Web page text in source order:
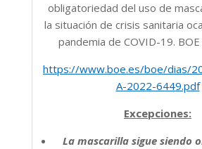
obligatoriedad del uso de
la situación de crisis sanitaria
pandemia de COVID-19.
https://www.boe.es/boe/dias/
A-2022-6449.pdf
Excepciones:
La mascarilla sigue siendo